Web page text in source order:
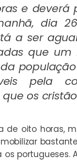
e deverá
dia
a ser
que um
população
pela
que os
de oito horas,
portugueses.